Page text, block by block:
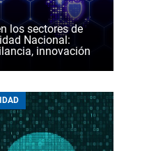
los sectores de
Nacional:
innovación